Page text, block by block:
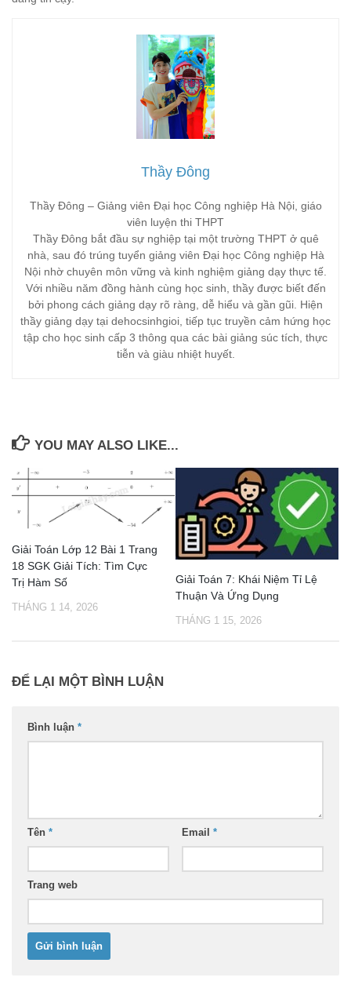
Thầy Đông
Thầy Đông – Giảng viên Đại học Công nghiệp Hà Nội, giáo
viên luyện thi THPT
Thầy Đông bắt đầu sự nghiệp tại một trường THPT ở quê
nhà, sau đó trúng tuyển giảng viên Đại học Công nghiệp Hà
Nội nhờ chuyên môn vững và kinh nghiệm giảng dạy thực tế.
Với nhiều năm đồng hành cùng học sinh, thầy được biết đến
bởi phong cách giảng dạy rõ ràng, dễ hiểu và gần gũi. Hiện
thầy giảng dạy tại dehocsinhgioi, tiếp tục truyền cảm hứng học
tập cho học sinh cấp 3 thông qua các bài giảng súc tích, thực
tiễn và giàu nhiệt huyết.
YOU MAY ALSO LIKE...
Giải Toán Lớp 12 Bài 1 Trang
18 SGK Giải Tích: Tìm Cực
Trị Hàm Số
THÁNG 1 14, 2026
Giải Toán 7: Khái Niệm Tỉ Lệ
Thuận Và Ứng Dụng
THÁNG 1 15, 2026
ĐỂ LẠI MỘT BÌNH LUẬN
Bình luận *
Tên * Email *
Trang web